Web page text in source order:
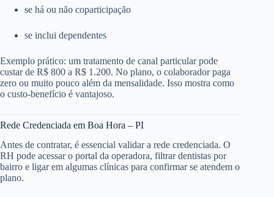
se há ou não coparticipação
se inclui dependentes
Exemplo prático: um tratamento de canal particular pode
custar de R$ 800 a R$ 1.200. No plano, o colaborador paga
zero ou muito pouco além da mensalidade. Isso mostra como
o custo-benefício é vantajoso.
Rede Credenciada em Boa Hora – PI
Antes de contratar, é essencial validar a rede credenciada. O
RH pode acessar o portal da operadora, filtrar dentistas por
bairro e ligar em algumas clínicas para confirmar se atendem o
plano.